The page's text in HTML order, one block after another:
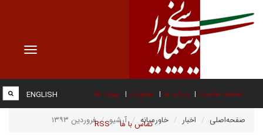
Toggle
صفحه نخست درباره ما عضویت پیوند ها
تماس با ما RSS
ENGLISH
صفحه‌اصلی اخبار خاورمیانه آرشیو فروردین ۱۳۹۳